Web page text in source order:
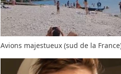
Avions majestueux (sud de la